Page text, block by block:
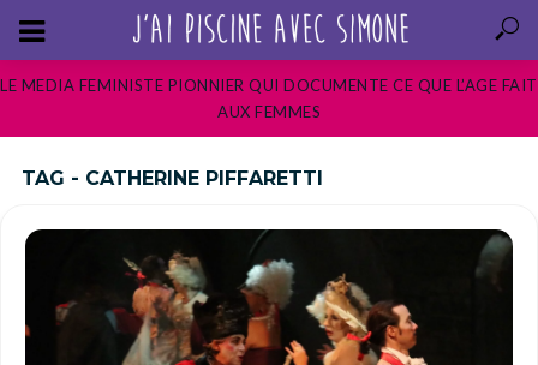
LE MEDIA FEMINISTE PIONNIER QUI DOCUMENTE CE QUE L’AGE FAIT
AUX FEMMES
TAG - CATHERINE PIFFARETTI